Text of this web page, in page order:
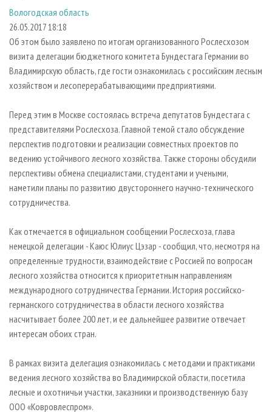
СУШКА ДРЕВЕСИНЫ
ПРОИЗВОДСТВО ДРЕВЕСНЫХ ПЛИТ
ДЕРЕВЯННОЕ ДОМОСТРОЕНИЕ
ПРОИЗВОДСТВО МЕБЕЛИ
БИОЭНЕРГЕТИКА
ЦБП
ИНСТРУМЕНТ И МАТЕРИАЛЫ
ПЕРСОНЫ
МОБИЛЬНЫЕ ВЫСТАВКИ
ОФИЦИАЛЬНЫЕ ДЕЛЕГАЦИИ
ПРИОРИТЕТНЫЕ ИНВЕСТПРОЕКТЫ
RUSSIAN FORESTRY REVIEW
ГАЗЕТА ЛЕСПРОМФОРУМ
БИБЛИОТЕКА СПЕЦИАЛИСТА
КОНТАКТЫ
РЕКЛАМА
РЕКЛАМА НА САЙТЕ
Вологодская область
26.05.2017 18:18
Об этом было заявлено по итогам организованного Рослесхозом
визита делегации бюджетного комитета Бундестага Германии во
Владимирскую область, где гости ознакомилась с российским лесным
хозяйством и лесоперерабатывающими предприятиями.
Перед этим в Москве состоялась встреча депутатов Бундестага с
представителями Рослесхоза. Главной темой стало обсуждение
перспектив подготовки и реализации совместных проектов по
ведению устойчивого лесного хозяйства. Также стороны обсудили
перспективы обмена специалистами, студентами и учеными,
наметили планы по развитию двустороннего научно-технического
сотрудничества.
Как отмечается в официальном сообщении Рослесхоза, глава
немецкой делегации - Каюс Юлиус Цэзар - сообщил, что, несмотря на
определенные трудности, взаимодействие с Россией по вопросам
лесного хозяйства относится к приоритетным направлениям
международного сотрудничества Германии. История российско-
германского сотрудничества в области лесного хозяйства
насчитывает более 200 лет, и ее дальнейшее развитие отвечает
интересам обоих стран.
В рамках визита делегация ознакомилась с методами и практиками
ведения лесного хозяйства во Владимирской области, посетила
лесные и охотничьи участки, заказники и производственную базу
ООО «Ковровлеспром».